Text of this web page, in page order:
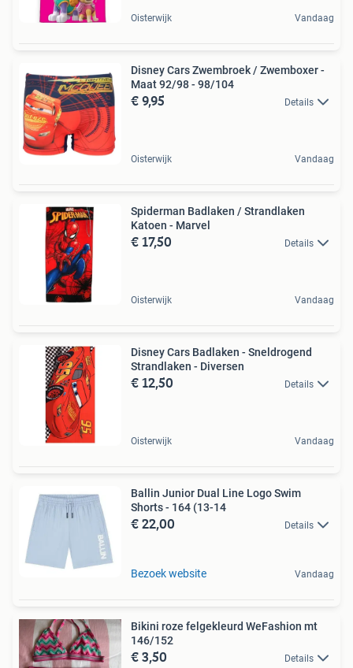
Oisterwijk Vandaag
Disney Cars Zwembroek / Zwemboxer -
Maat 92/98 - 98/104
€ 9,95 Details
Oisterwijk Vandaag
Spiderman Badlaken / Strandlaken
Katoen - Marvel
€ 17,50 Details
Oisterwijk Vandaag
Disney Cars Badlaken - Sneldrogend
Strandlaken - Diversen
€ 12,50 Details
Oisterwijk Vandaag
Ballin Junior Dual Line Logo Swim
Shorts - 164 (13-14
€ 22,00 Details
Bezoek website Vandaag
Bikini roze felgekleurd WeFashion mt
146/152
€ 3,50 Details